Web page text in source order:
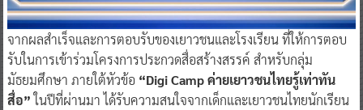
จากผลสำเร็จและการตอบรับของเยาวชนและโรงเรียน ที่ให้การตอบ
รับในการเข้าร่วมโครงการประกวดสื่อสร้างสรรค์ สำหรับกลุ่ม
มัธยมศึกษา ภายใต้หัวข้อ “Digi Camp ค่ายเยาวชนไทยรู้เท่าทัน
สื่อ”ในปีที่ผ่านมา ได้รับความสนใจจากเด็กและเยาวชนไทยนักเรียน